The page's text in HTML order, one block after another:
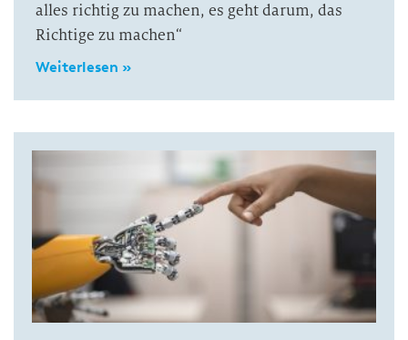
alles richtig zu machen, es geht darum, das
Richtige zu machen“
Weiterlesen »